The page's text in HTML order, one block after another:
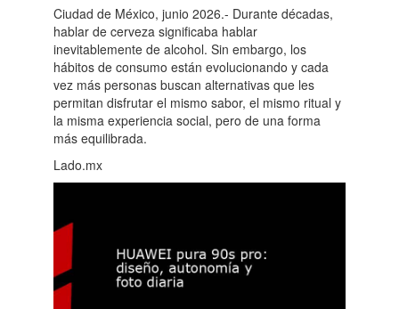
Ciudad de México, junio 2026.- Durante décadas,
hablar de cerveza significaba hablar
inevitablemente de alcohol. Sin embargo, los
hábitos de consumo están evolucionando y cada
vez más personas buscan alternativas que les
permitan disfrutar el mismo sabor, el mismo ritual y
la misma experiencia social, pero de una forma
más equilibrada.
Lado.mx